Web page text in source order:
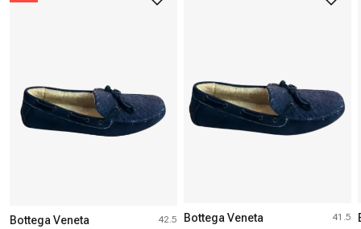
Bottega Veneta 42.5 Bottega Veneta 41.5